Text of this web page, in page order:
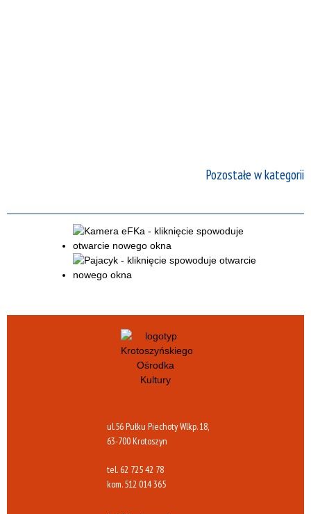
Pozostałe w kategorii
ul.56 Pułku Piechoty Wlkp. 18,
63-700 Krotoszyn
tel. 62 725 42 78
kom.512 014 365